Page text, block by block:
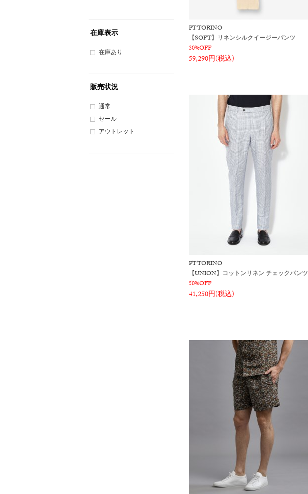
在庫表示
在庫あり
販売状況
通常
セール
アウトレット
PT TORINO
【SOFT】リネンシルクイージーパンツ
30%OFF
59,290円(税込)
PT TORINO
【UNION】コットンリネン チェックパンツ
50%OFF
41,250円(税込)